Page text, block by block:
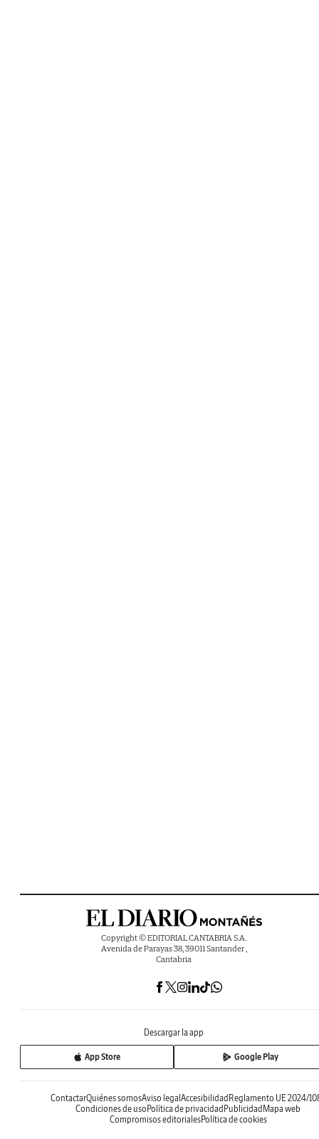
Copyright © EDITORIAL CANTABRIA S.A.
Avenida de Parayas 38, 39011 Santander ,
Cantabria
Descargar la app
App Store Google Play
ContactarQuiénes somosAviso legalAccesibilidadReglamento UE 2024/
Condiciones de usoPolítica de privacidadPublicidadMapa web
Compromisos editorialesPolítica de cookies